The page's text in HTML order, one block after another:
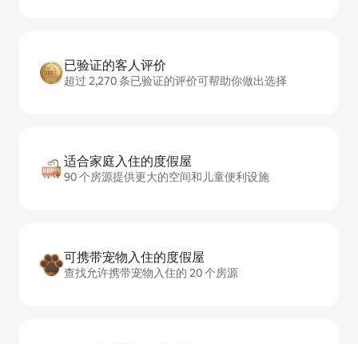
已验证的客人评价
超过 2,270 条已验证的评价可帮助你做出选择
适合家庭入住的度假屋
90 个房源提供更大的空间和儿童便利设施
可携带宠物入住的度假屋
查找允许携带宠物入住的 20 个房源